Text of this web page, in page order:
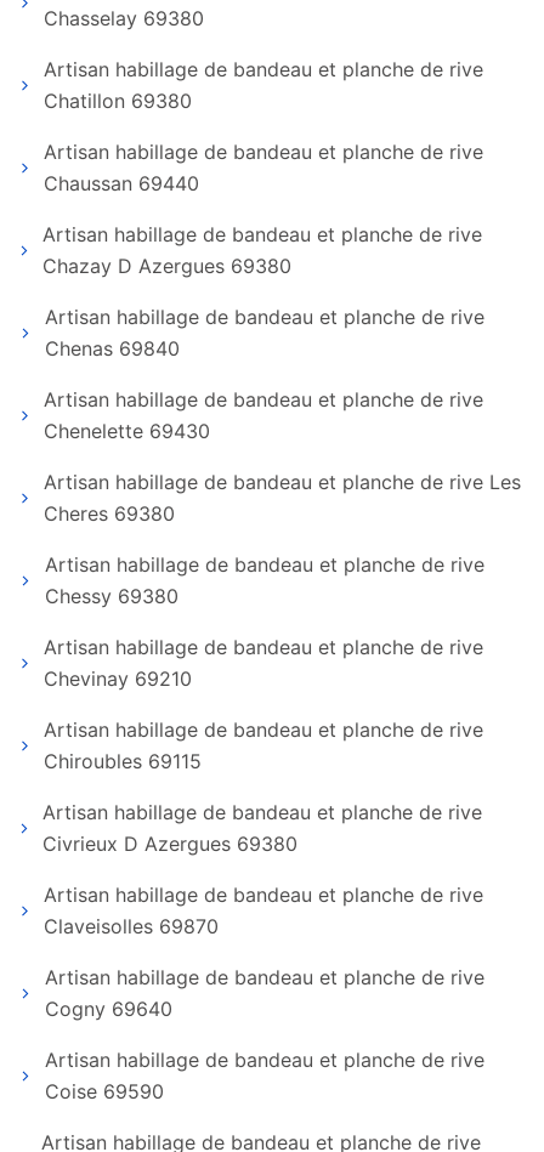
Chasselay 69380
Artisan habillage de bandeau et planche de rive
Chatillon 69380
Artisan habillage de bandeau et planche de rive
Chaussan 69440
Artisan habillage de bandeau et planche de rive
Chazay D Azergues 69380
Artisan habillage de bandeau et planche de rive
Chenas 69840
Artisan habillage de bandeau et planche de rive
Chenelette 69430
Artisan habillage de bandeau et planche de rive Les
Cheres 69380
Artisan habillage de bandeau et planche de rive
Chessy 69380
Artisan habillage de bandeau et planche de rive
Chevinay 69210
Artisan habillage de bandeau et planche de rive
Chiroubles 69115
Artisan habillage de bandeau et planche de rive
Civrieux D Azergues 69380
Artisan habillage de bandeau et planche de rive
Claveisolles 69870
Artisan habillage de bandeau et planche de rive
Cogny 69640
Artisan habillage de bandeau et planche de rive
Coise 69590
Artisan habillage de bandeau et planche de rive